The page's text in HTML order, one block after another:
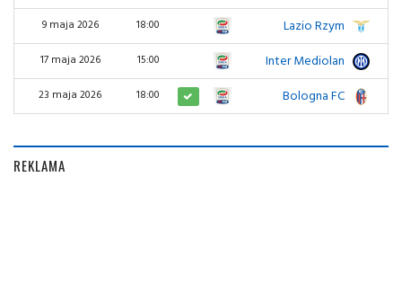
9 maja 2026 18:00 Lazio Rzym
17 maja 2026 15:00 Inter Mediolan
23 maja 2026 18:00 Bologna FC
REKLAMA